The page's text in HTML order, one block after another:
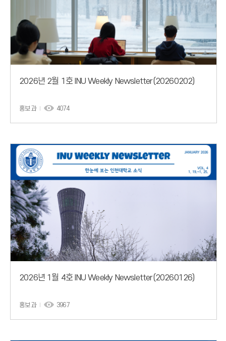
2026년 2월 1호 INU Weekly Newsletter(20260202)
홍보과 4074
2026년 1월 4호 INU Weekly Newsletter(20260126)
홍보과 3967